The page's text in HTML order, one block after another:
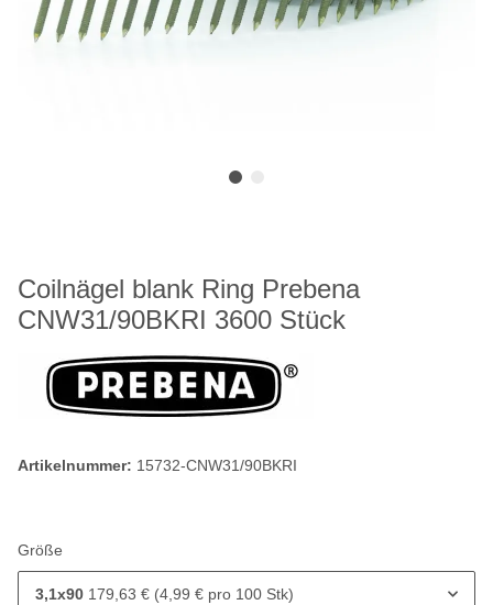
Coilnägel blank Ring Prebena
CNW31/90BKRI 3600 Stück
Artikelnummer: 15732-CNW31/90BKRI
Größe
3,1x90 179,63 € (4,99 € pro 100 Stk)